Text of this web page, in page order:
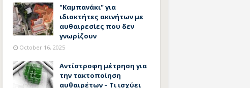
"Καμπανάκι" για
ιδιοκτήτες ακινήτων με
αυθαιρεσίες που δεν
γνωρίζουν
October 16, 2025
Αντίστροφη μέτρηση για
την τακτοποίηση
αυθαιρέτων – Τι ισχύει